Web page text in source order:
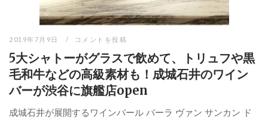
2019年7月9日 コメントを投稿
5大シャトーがグラスで飲めて、トリュフや黒
毛和牛などの高級素材も！成城石井のワイン
バーが渋谷に旗艦店open
成城石井が展開するワインバール バーラ ヴァン サンカン ド